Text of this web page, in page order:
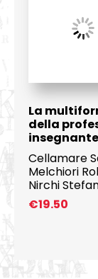
La
della
insegnante
Cellamare
Melchiori
Nirchi
€19.50